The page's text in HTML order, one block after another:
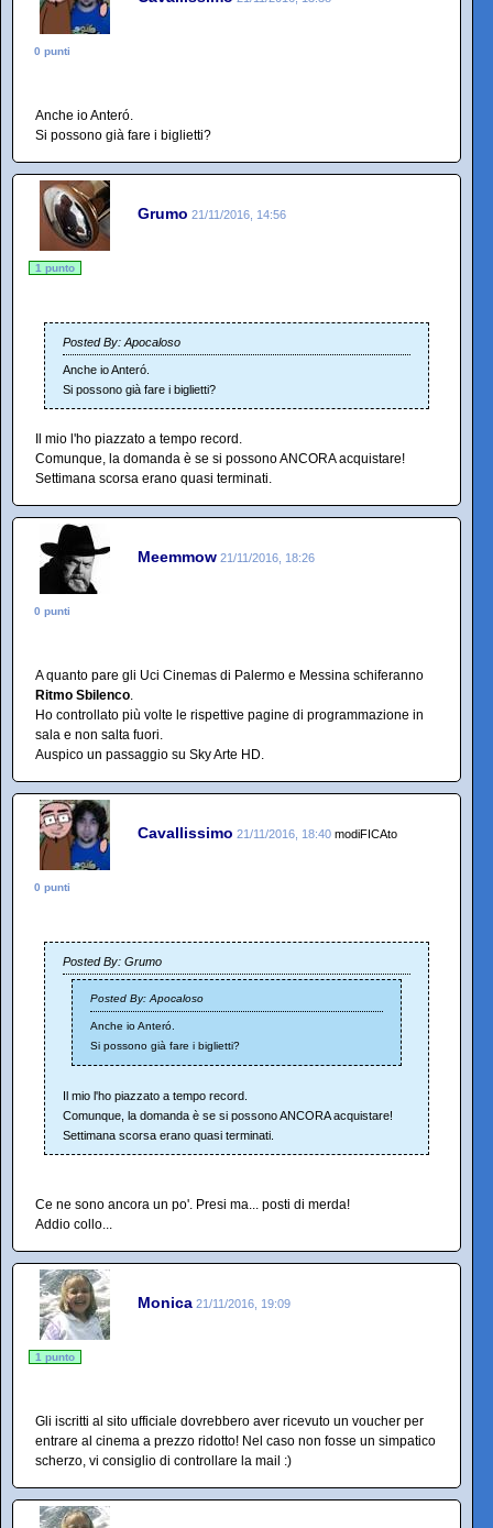
0 punti
Anche io Anteró.
Si possono già fare i biglietti?
Grumo 21/11/2016, 14:56
1 punto
Posted By: Apocaloso
Anche io Anteró.
Si possono già fare i biglietti?
Il mio l'ho piazzato a tempo record.
Comunque, la domanda è se si possono ANCORA acquistare!
Settimana scorsa erano quasi terminati.
Meemmow 21/11/2016, 18:26
0 punti
A quanto pare gli Uci Cinemas di Palermo e Messina schiferanno
Ritmo Sbilenco.
Ho controllato più volte le rispettive pagine di programmazione in
sala e non salta fuori.
Auspico un passaggio su Sky Arte HD.
Cavallissimo 21/11/2016, 18:40 modiFICAto
0 punti
Posted By: Grumo
Posted By: Apocaloso
Anche io Anteró.
Si possono già fare i biglietti?
Il mio l'ho piazzato a tempo record.
Comunque, la domanda è se si possono ANCORA acquistare!
Settimana scorsa erano quasi terminati.
Ce ne sono ancora un po'. Presi ma... posti di merda!
Addio collo...
Monica 21/11/2016, 19:09
1 punto
Gli iscritti al sito ufficiale dovrebbero aver ricevuto un voucher per
entrare al cinema a prezzo ridotto! Nel caso non fosse un simpatico
scherzo, vi consiglio di controllare la mail :)